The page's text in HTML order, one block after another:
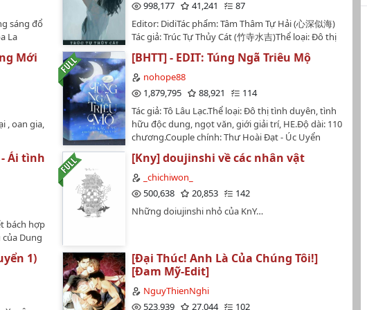
sáng đổ
La
dưỡng,
chính:
Reine
Bùi (bé
Thẩm
mấy
Dữ
chính
thô",
trẻ mọng
k đc trau
cũ, bản
Sai
🔥Bạn
998,177
41,241
87
Editor: DidiTác phẩm: Tâm Thâm Tự Hải (心深似海)
Tác giả: Trúc Tự Thủy Cát (竹寺水吉)Thể loại: Đô thị
HE ...Độ dài: 84 Chương + 2 Phiên ngoạiNhân vật
chính: Triệu Y Cách, Tòng Thanh VũNhân vật phụ:
Hạ Tri Thu, Triệu Y Ninh, Lương Mộng Hàm, Lương
Vũ Tình, Kha Cảnh, Hồ Oánh, Trần Mộ Ninh. . .…
Mới
, oan gia,
[BHTT] - EDIT: Túng Ngã Triêu Mộ
nohope88
1,879,795
88,921
114
Tác giả: Tô Lâu Lạc.Thể loại: Đô thị tình duyên, tình
hữu độc dung, ngọt văn, giới giải trí, HE.Độ dài: 110
chương.Couple chính: Thư Hoài Đạt - Úc Uyển
Ngôn.Từ chương 1 - chương 52 đã được bạn
cangucanhkhoqua edit. Mình edit tiếp theo.Link:
https://www.wattpad.com/story/148211188-bhtt-
m%E1%BB%99-t%C3%B4-l%C3%A2u-
Ái tình
bách hợp
Dung
giả: Hạ
cổ đại,
Hàn Vũ,
Tư
[Kny] doujinshi về các nhân vật
_chichiwon_
500,638
20,853
142
Những doiujinshi nhỏ của KnY…
1)
[Đại Thúc! Anh Là Của Chúng Tôi!]
[Đam Mỹ-Edit]
NguyThienNghi
523,939
27,044 102